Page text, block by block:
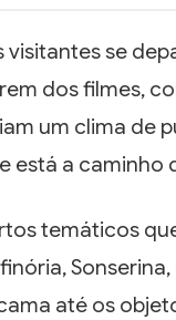
visitantes se
dos filmes,
um clima de
está a caminho
temáticos
até os